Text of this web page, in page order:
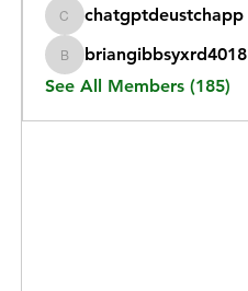
chatgptdeustchapp
chatgptdeustchapp
briangibbsyxrd4018
briangibbsyxrd4018
See All Members (185)